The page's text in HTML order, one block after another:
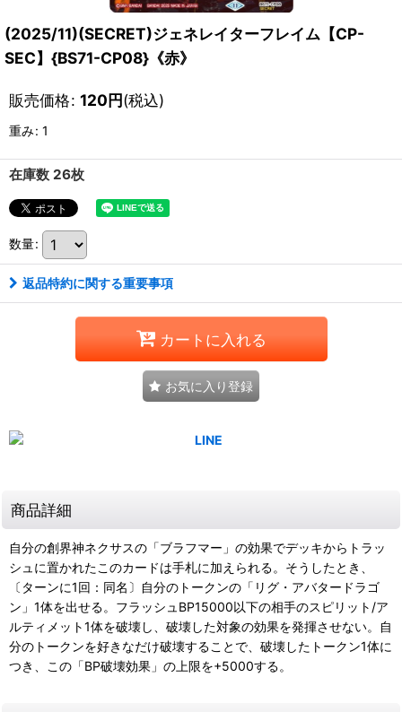
(2025/11)(SECRET)ジェネレイターフレイム【CP-
SEC】{BS71-CP08}《赤》
販売価格: 120円(税込)
重み: 1
在庫数 26枚
数量:
返品特約に関する重要事項
カートに入れる
お気に入り登録
商品詳細
自分の創界神ネクサスの「ブラフマー」の効果でデッキからトラッ
シュに置かれたこのカードは手札に加えられる。そうしたとき、
〔ターンに1回：同名〕自分のトークンの「リグ・アバタードラゴ
ン」1体を出せる。フラッシュBP15000以下の相手のスピリット/ア
ルティメット1体を破壊し、破壊した対象の効果を発揮させない。自
分のトークンを好きなだけ破壊することで、破壊したトークン1体に
つき、この「BP破壊効果」の上限を+5000する。